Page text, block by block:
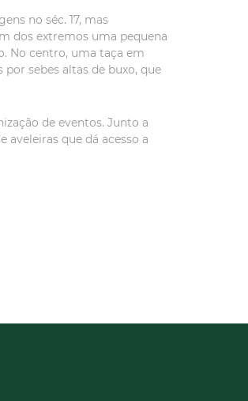
no séc. 17, mas
dos extremos uma pequena
No centro, uma taça em
sebes altas de buxo, que
de eventos. Junto a
que dá acesso a